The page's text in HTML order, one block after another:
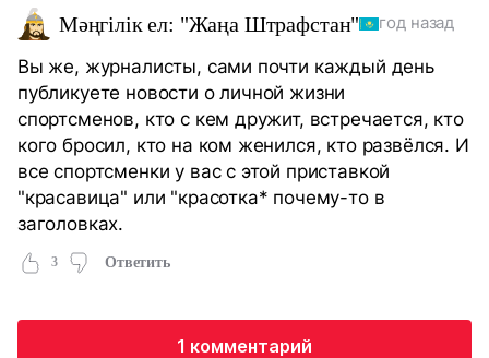
Мәңгілік ел: "Жаңа Штрафстан" год назад
Вы же, журналисты, сами почти каждый день
публикуете новости о личной жизни
спортсменов, кто с кем дружит, встречается, кто
кого бросил, кто на ком женился, кто развёлся. И
все спортсменки у вас с этой приставкой
"красавица" или "красотка* почему-то в
заголовках.
3 Ответить
1 комментарий